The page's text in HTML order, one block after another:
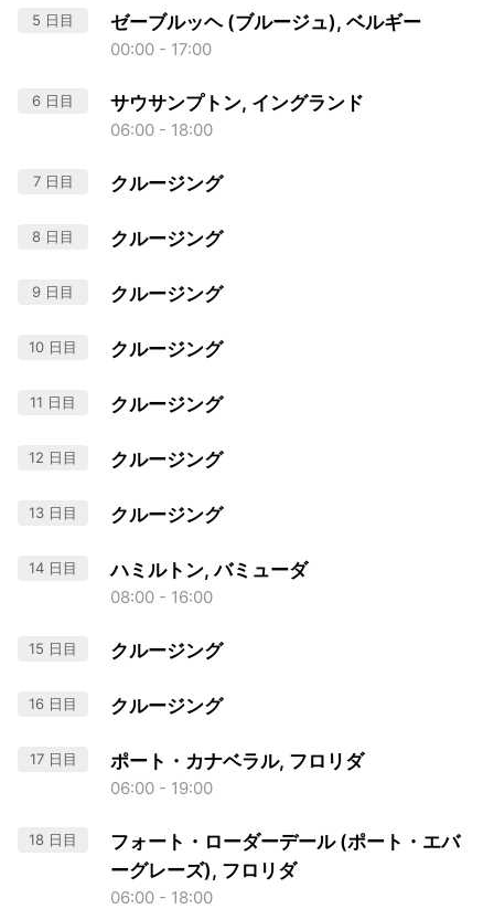
5 日目 ゼーブルッヘ (ブルージュ), ベルギー
00:00 - 17:00
6 日目 サウサンプトン, イングランド
06:00 - 18:00
7 日目 クルージング
8 日目 クルージング
9 日目 クルージング
10 日目 クルージング
11 日目 クルージング
12 日目 クルージング
13 日目 クルージング
14 日目 ハミルトン, バミューダ
08:00 - 16:00
15 日目 クルージング
16 日目 クルージング
17 日目 ポート・カナベラル, フロリダ
06:00 - 19:00
18 日目
フォート・ローダーデール (ポート・エバ
ーグレーズ), フロリダ
06:00 - 18:00